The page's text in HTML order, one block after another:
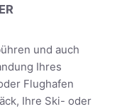
und auch
Ihres
Flughafen
Ihre Ski- oder